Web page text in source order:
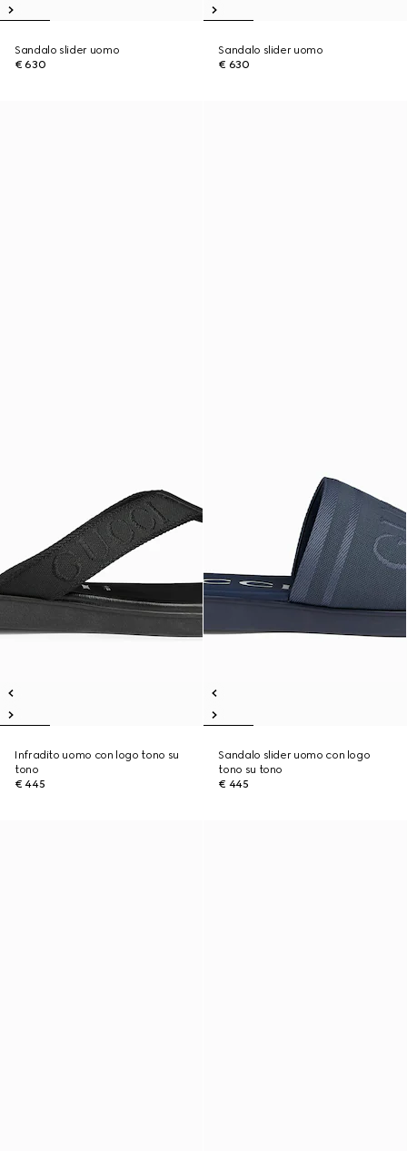
Sandalo slider uomo
€ 630
Sandalo slider uomo
€ 630
Infradito uomo con logo tono su
tono
€ 445
Sandalo slider uomo con logo
tono su tono
€ 445